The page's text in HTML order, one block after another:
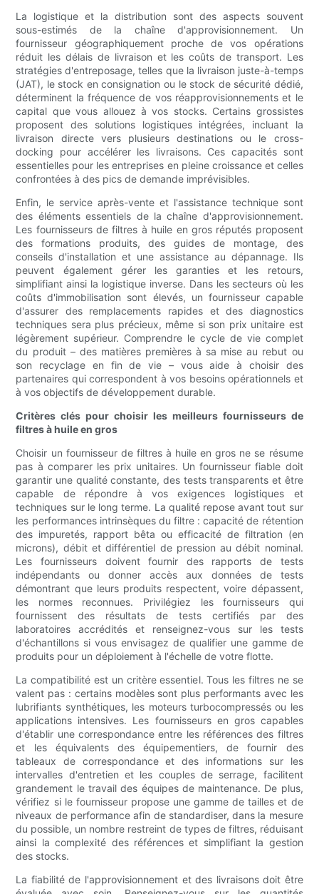
La logistique et la distribution sont des aspects souvent
sous-estimés de la chaîne d'approvisionnement. Un
fournisseur géographiquement proche de vos opérations
réduit les délais de livraison et les coûts de transport. Les
stratégies d'entreposage, telles que la livraison juste-à-temps
(JAT), le stock en consignation ou le stock de sécurité dédié,
déterminent la fréquence de vos réapprovisionnements et le
capital que vous allouez à vos stocks. Certains grossistes
proposent des solutions logistiques intégrées, incluant la
livraison directe vers plusieurs destinations ou le cross-
docking pour accélérer les livraisons. Ces capacités sont
essentielles pour les entreprises en pleine croissance et celles
confrontées à des pics de demande imprévisibles.
Enfin, le service après-vente et l'assistance technique sont
des éléments essentiels de la chaîne d'approvisionnement.
Les fournisseurs de filtres à huile en gros réputés proposent
des formations produits, des guides de montage, des
conseils d'installation et une assistance au dépannage. Ils
peuvent également gérer les garanties et les retours,
simplifiant ainsi la logistique inverse. Dans les secteurs où les
coûts d'immobilisation sont élevés, un fournisseur capable
d'assurer des remplacements rapides et des diagnostics
techniques sera plus précieux, même si son prix unitaire est
légèrement supérieur. Comprendre le cycle de vie complet
du produit – des matières premières à sa mise au rebut ou
son recyclage en fin de vie – vous aide à choisir des
partenaires qui correspondent à vos besoins opérationnels et
à vos objectifs de développement durable.
Critères clés pour choisir les meilleurs fournisseurs de
filtres à huile en gros
Choisir un fournisseur de filtres à huile en gros ne se résume
pas à comparer les prix unitaires. Un fournisseur fiable doit
garantir une qualité constante, des tests transparents et être
capable de répondre à vos exigences logistiques et
techniques sur le long terme. La qualité repose avant tout sur
les performances intrinsèques du filtre : capacité de rétention
des impuretés, rapport bêta ou efficacité de filtration (en
microns), débit et différentiel de pression au débit nominal.
Les fournisseurs doivent fournir des rapports de tests
indépendants ou donner accès aux données de tests
démontrant que leurs produits respectent, voire dépassent,
les normes reconnues. Privilégiez les fournisseurs qui
fournissent des résultats de tests certifiés par des
laboratoires accrédités et renseignez-vous sur les tests
d'échantillons si vous envisagez de qualifier une gamme de
produits pour un déploiement à l'échelle de votre flotte.
La compatibilité est un critère essentiel. Tous les filtres ne se
valent pas : certains modèles sont plus performants avec les
lubrifiants synthétiques, les moteurs turbocompressés ou les
applications intensives. Les fournisseurs en gros capables
d'établir une correspondance entre les références des filtres
et les équivalents des équipementiers, de fournir des
tableaux de correspondance et des informations sur les
intervalles d'entretien et les couples de serrage, facilitent
grandement le travail des équipes de maintenance. De plus,
vérifiez si le fournisseur propose une gamme de tailles et de
niveaux de performance afin de standardiser, dans la mesure
du possible, un nombre restreint de types de filtres, réduisant
ainsi la complexité des références et simplifiant la gestion
des stocks.
La fiabilité de l'approvisionnement et des livraisons doit être